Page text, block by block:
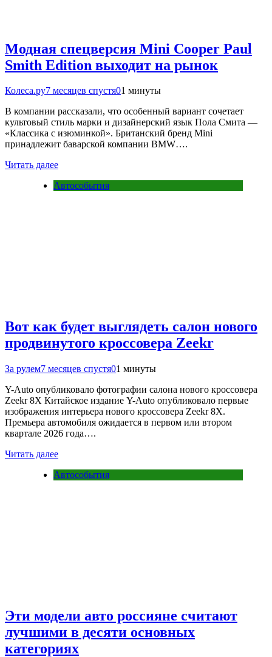
Модная спецверсия Mini Cooper Paul
Smith Edition выходит на рынок
Колеса.ру7 месяцев спустя01 минуты
В компании рассказали, что особенный вариант сочетает
культовый стиль марки и дизайнерский язык Пола Смита —
«Классика с изюминкой». Британский бренд Mini
принадлежит баварской компании BMW….
Читать далее
Автособытия
Вот как будет выглядеть салон нового
продвинутого кроссовера Zeekr
За рулем7 месяцев спустя01 минуты
Y-Auto опубликовало фотографии салона нового кроссовера
Zeekr 8X Китайское издание Y-Auto опубликовало первые
изображения интерьера нового кроссовера Zeekr 8X.
Премьера автомобиля ожидается в первом или втором
квартале 2026 года….
Читать далее
Автособытия
Эти модели авто россияне считают
лучшими в десяти основных
категориях